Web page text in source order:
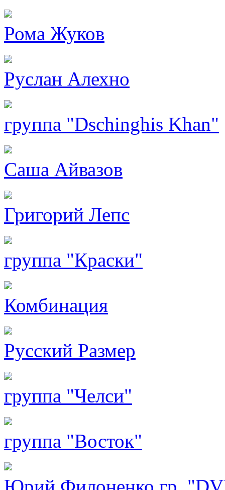
Рома Жуков
Руслан Алехно
группа "Dschinghis Khan"
Саша Айвазов
Григорий Лепс
группа "Краски"
Комбинация
Русский Размер
группа "Челси"
группа "Восток"